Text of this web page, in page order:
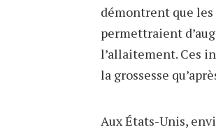
démontrent que
permettraient
l’allaitement. Ces
la grossesse
Aux États-Unis,